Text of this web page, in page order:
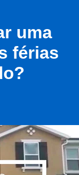
uma
férias